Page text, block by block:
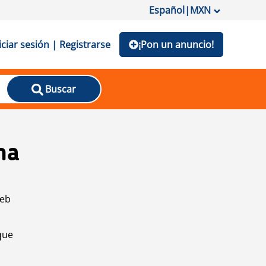
Español|MXN
sesión | Registrarse ¡Pon un anuncio!
Buscar